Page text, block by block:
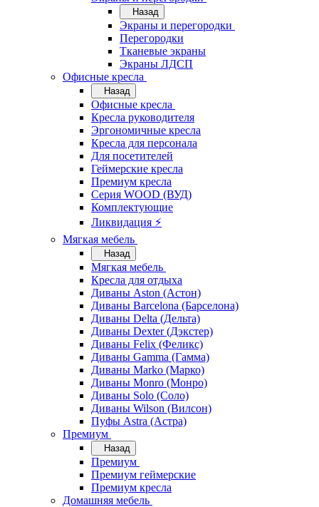
Назад
Экраны и перегородки
Перегородки
Тканевые экраны
Экраны ЛДСП
Офисные кресла
Назад
Офисные кресла
Кресла руководителя
Эргономичные кресла
Кресла для персонала
Для посетителей
Геймерские кресла
Премиум кресла
Серия WOOD (ВУД)
Комплектующие
Ликвидация ⚡
Мягкая мебель
Назад
Мягкая мебель
Кресла для отдыха
Диваны Aston (Астон)
Диваны Barcelona (Барселона)
Диваны Delta (Дельта)
Диваны Dexter (Дэкстер)
Диваны Felix (Феликс)
Диваны Gamma (Гамма)
Диваны Marko (Марко)
Диваны Monro (Монро)
Диваны Solo (Соло)
Диваны Wilson (Вилсон)
Пуфы Astra (Астра)
Премиум
Назад
Премиум
Премиум геймерские
Премиум кресла
Домашняя мебель